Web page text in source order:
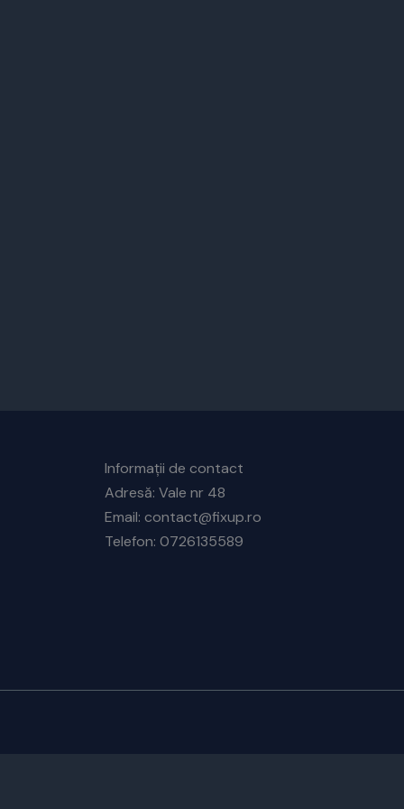
Informații de contact
Adresă: Vale nr 48
Email: contact@fixup.ro
Telefon: 0726135589